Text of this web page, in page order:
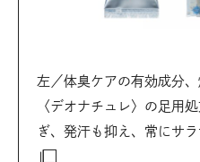
左／体臭ケアの有効成分
〈デオナチュレ〉の足用
ぎ、発汗も抑え、常にサラ